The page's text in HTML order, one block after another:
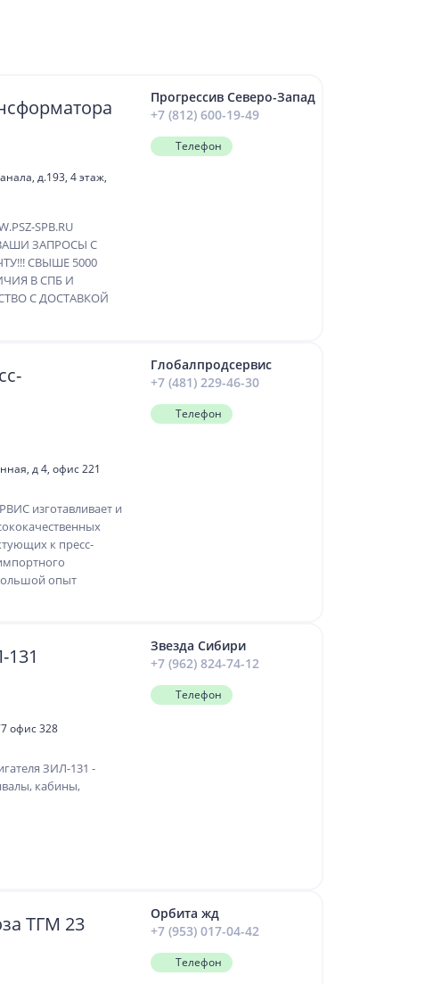
д.193, 4 этаж,
SPB.RU
ВАШИ ЗАПРОСЫ С
СВЫШЕ 5000
В СПБ И
С ДОСТАВКОЙ
Прогрессив Северо-Запад
+7 (812) 600-19-49
Телефон
д 4, офис 221
изготавливает и
к пресс-
опыт
Глобалпродсервис
+7 (481) 229-46-30
Телефон
ЗИЛ-131
офис 328
ЗИЛ-131 -
кабины,
Звезда Сибири
+7 (962) 824-74-12
Телефон
ТГМ 23
Орбита жд
+7 (953) 017-04-42
Телефон